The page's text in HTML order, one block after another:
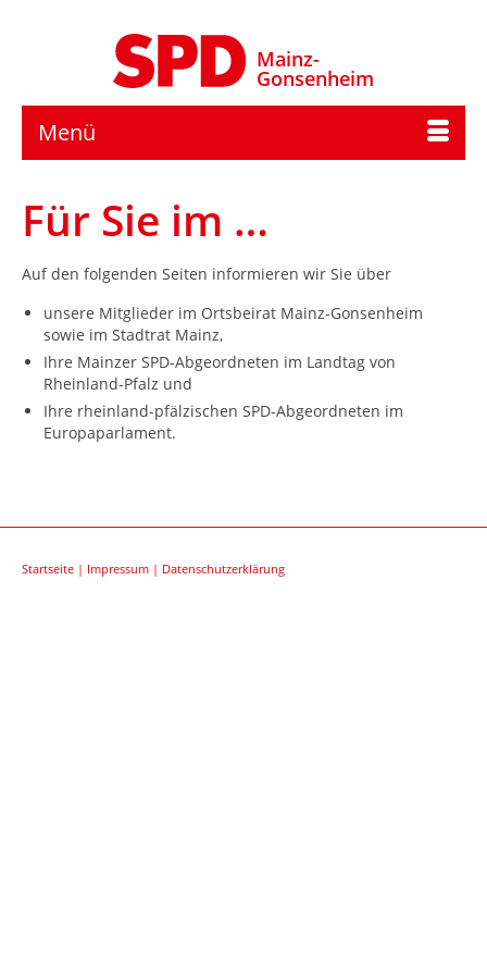
Mainz-
Gonsenheim
Menü
Für Sie im …
Auf den folgenden Seiten informieren wir Sie über
unsere Mitglieder im Ortsbeirat Mainz-Gonsenheim
sowie im Stadtrat Mainz,
Ihre Mainzer SPD-Abgeordneten im Landtag von
Rheinland-Pfalz und
Ihre rheinland-pfälzischen SPD-Abgeordneten im
Europaparlament.
Startseite | Impressum | Datenschutzerklärung